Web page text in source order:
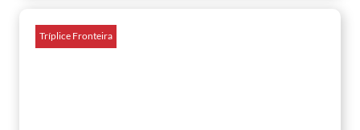
Tríplice Fronteira